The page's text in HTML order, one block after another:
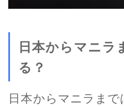
日本からマニラ
る？
日本からマニラま